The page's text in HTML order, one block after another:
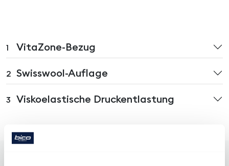
1 VitaZone-Bezug
2 Swisswool-Auflage
3 Viskoelastische Druckentlastung